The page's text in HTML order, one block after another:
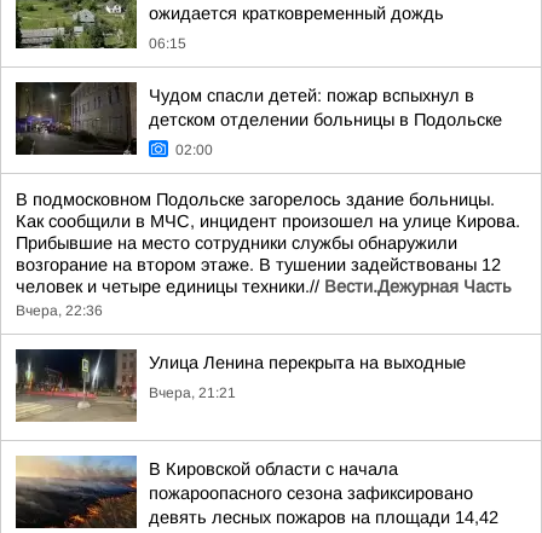
ожидается кратковременный дождь
06:15
Чудом спасли детей: пожар вспыхнул в
детском отделении больницы в Подольске
02:00
В подмосковном Подольске загорелось здание больницы.
Как сообщили в МЧС, инцидент произошел на улице Кирова.
Прибывшие на место сотрудники службы обнаружили
возгорание на втором этаже. В тушении задействованы 12
человек и четыре единицы техники.// Вести.Дежурная Часть
Вчера, 22:36
Улица Ленина перекрыта на выходные
Вчера, 21:21
В Кировской области с начала
пожароопасного сезона зафиксировано
девять лесных пожаров на площади 14,42